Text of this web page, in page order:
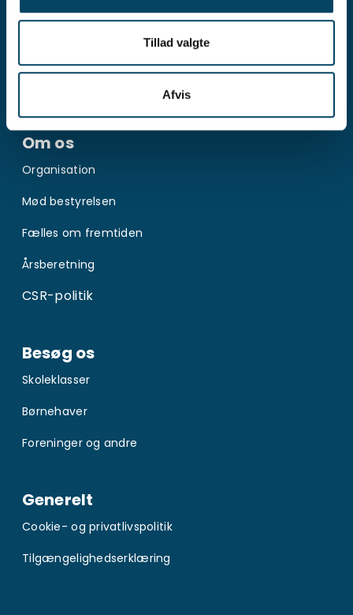
Tillad valgte
Afvis
Presse og nyheder
Om os
Organisation
Mød bestyrelsen
Fælles om fremtiden
Årsberetning
CSR-politik
Besøg os
Skoleklasser
Børnehaver
Foreninger og andre
Generelt
Cookie- og privatlivspolitik
Tilgængelighedserklæring